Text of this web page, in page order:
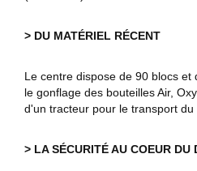
> DU MATÉRIEL RÉCENT
Le centre dispose de 90 blocs et
le gonflage des bouteilles Air,
d'un tracteur pour le transport du
> LA SÉCURITÉ AU COEUR DU